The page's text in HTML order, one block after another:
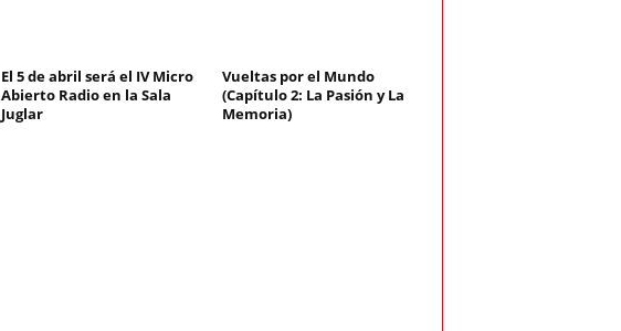
El 5 de abril será el IV Micro
Abierto Radio en la Sala
Juglar
Vueltas por el Mundo
(Capítulo 2: La Pasión y La
Memoria)